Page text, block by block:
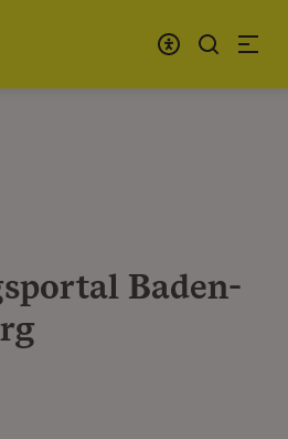
Baden-